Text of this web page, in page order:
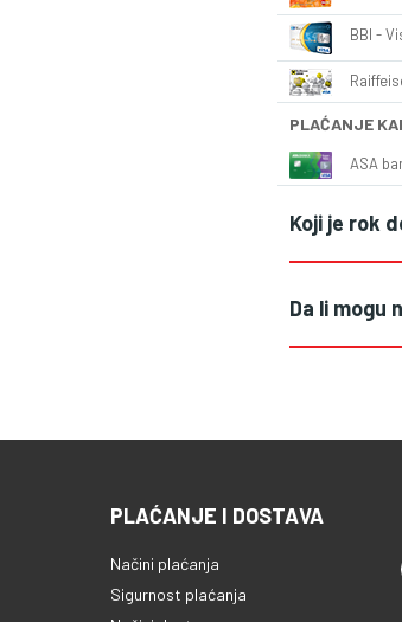
BBI -
PLAĆANJE
ASA
Koji je rok
Da li mogu
PLAĆANJE I DOSTAVA
Načini plaćanja
Sigurnost plaćanja